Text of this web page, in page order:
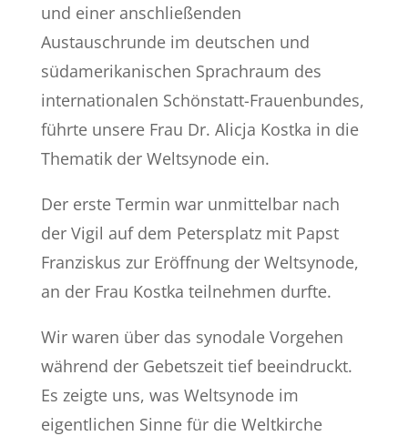
und einer anschließenden
Austauschrunde im deutschen und
südamerikanischen Sprachraum des
internationalen Schönstatt-Frauenbundes,
führte unsere Frau Dr. Alicja Kostka in die
Thematik der Weltsynode ein.
Der erste Termin war unmittelbar nach
der Vigil auf dem Petersplatz mit Papst
Franziskus zur Eröffnung der Weltsynode,
an der Frau Kostka teilnehmen durfte.
Wir waren über das synodale Vorgehen
während der Gebetszeit tief beeindruckt.
Es zeigte uns, was Weltsynode im
eigentlichen Sinne für die Weltkirche